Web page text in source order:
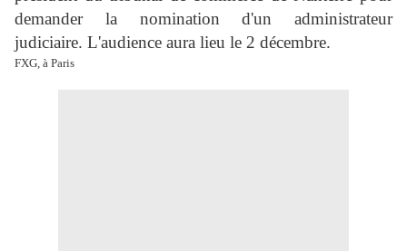
demander la nomination d'un administrateur
judiciaire. L'audience aura lieu le 2 décembre.
FXG, à Paris